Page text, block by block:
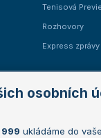
Tenisová
Rozhovory
Express zprávy
Australian Open
osobních
999 ukládáme do